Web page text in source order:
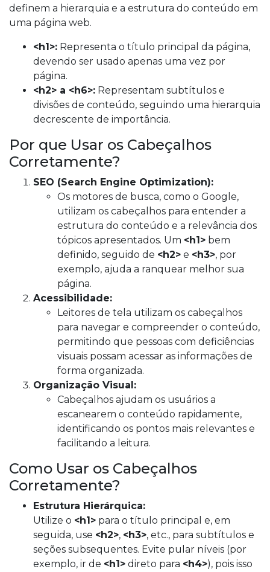
definem a hierarquia e a estrutura do conteúdo em
uma página web.
<h1>: Representa o título principal da página,
devendo ser usado apenas uma vez por
página.
<h2> a <h6>: Representam subtítulos e
divisões de conteúdo, seguindo uma hierarquia
decrescente de importância.
Por que Usar os Cabeçalhos
Corretamente?
SEO (Search Engine Optimization):
Os motores de busca, como o Google,
utilizam os cabeçalhos para entender a
estrutura do conteúdo e a relevância dos
tópicos apresentados. Um <h1> bem
definido, seguido de <h2> e <h3>, por
exemplo, ajuda a ranquear melhor sua
página.
Acessibilidade:
Leitores de tela utilizam os cabeçalhos
para navegar e compreender o conteúdo,
permitindo que pessoas com deficiências
visuais possam acessar as informações de
forma organizada.
Organização Visual:
Cabeçalhos ajudam os usuários a
escanearem o conteúdo rapidamente,
identificando os pontos mais relevantes e
facilitando a leitura.
Como Usar os Cabeçalhos
Corretamente?
Estrutura Hierárquica:
Utilize o <h1> para o título principal e, em
seguida, use <h2>, <h3>, etc., para subtítulos e
seções subsequentes. Evite pular níveis (por
exemplo, ir de <h1> direto para <h4>), pois isso